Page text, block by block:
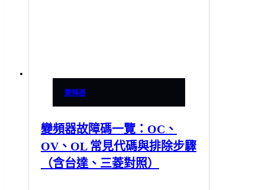
變頻器
變頻器故障碼一覽：OC、
OV、OL 常見代碼與排除步驟
（含台達、三菱對照）